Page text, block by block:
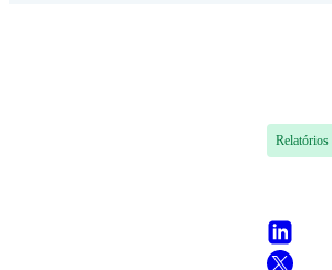
Relatórios